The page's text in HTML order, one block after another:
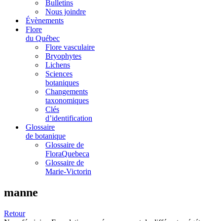
Bulletins
Nous joindre
Évènements
Flore
du Québec
Flore vasculaire
Bryophytes
Lichens
Sciences
botaniques
Changements
taxonomiques
Clés
d’identification
Glossaire
de botanique
Glossaire de
FloraQuebeca
Glossaire de
Marie-Victorin
manne
Retour